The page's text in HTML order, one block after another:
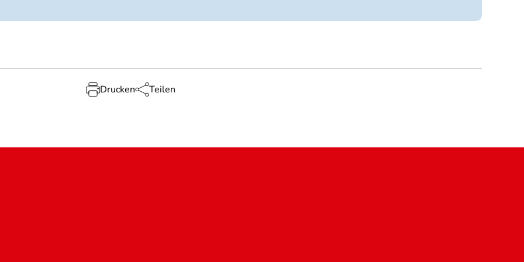
Drucken Teilen